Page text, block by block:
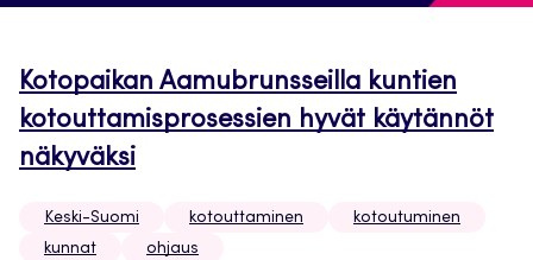
Kotopaikan Aamubrunsseilla kuntien
kotouttamisprosessien hyvät käytännöt
näkyväksi
Keski-Suomi kotouttaminen
kotoutuminen
kunnat
ohjaus